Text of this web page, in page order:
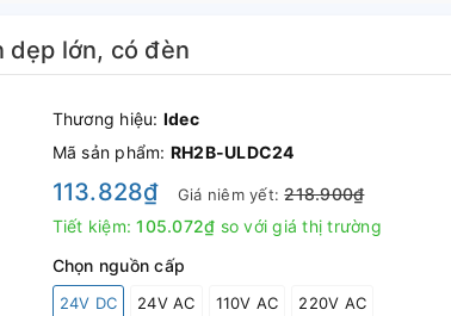
dẹp lớn, có đèn
Thương hiệu: Idec
Mã sản phẩm: RH2B-ULDC24
113.828₫ Giá niêm yết:218.900₫
Tiết kiệm:105.072₫ so với giá thị trường
Chọn nguồn cấp
24V DC 24V AC 110V AC 220V AC